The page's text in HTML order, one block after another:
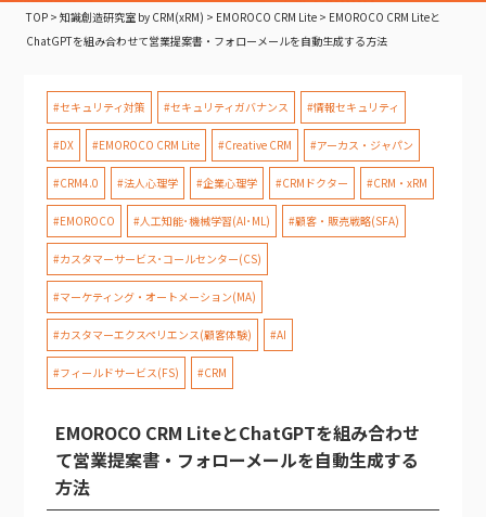
TOP >知識創造研究室 by CRM(xRM) > EMOROCO CRM Lite > EMOROCO CRM Liteと
ChatGPTを組み合わせて営業提案書・フォローメールを自動生成する方法
#セキュリティ対策 #セキュリティガバナンス #情報セキュリティ
#DX #EMOROCO CRM Lite #Creative CRM #アーカス・ジャパン
#CRM4.0 #法人心理学 #企業心理学 #CRMドクター #CRM・xRM
#EMOROCO #人工知能･機械学習(AI･ML) #顧客・販売戦略(SFA)
#カスタマーサービス･コールセンター(CS)
#マーケティング・オートメーション(MA)
#カスタマーエクスペリエンス(顧客体験) #AI
#フィールドサービス(FS) #CRM
EMOROCO CRM LiteとChatGPTを組み合わせ
て営業提案書・フォローメールを自動生成する
方法